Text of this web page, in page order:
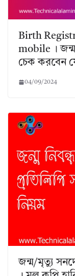
Birth
mobile । জন্ম
চেক করবেন
04/09/2024
জন্ম/মৃত্যু